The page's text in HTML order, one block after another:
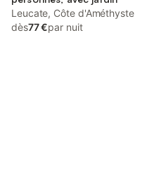
Leucate, Côte d'Améthyste
dès77 €par nuit